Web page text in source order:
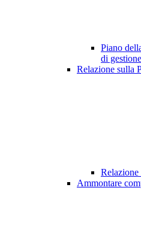
Piano
di gestione
Relazione sulla
Relazione
Ammontare